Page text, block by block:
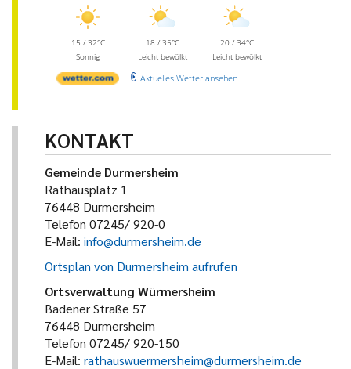
15 / 32°C
Sonnig
18 / 35°C
Leicht bewölkt
20 / 34°C
Leicht bewölkt
Aktuelles Wetter ansehen
KONTAKT
Gemeinde Durmersheim
Rathausplatz 1
76448 Durmersheim
Telefon 07245/ 920-0
E-Mail: info@durmersheim.de
Ortsplan von Durmersheim aufrufen
Ortsverwaltung Würmersheim
Badener Straße 57
76448 Durmersheim
Telefon 07245/ 920-150
E-Mail: rathauswuermersheim@durmersheim.de